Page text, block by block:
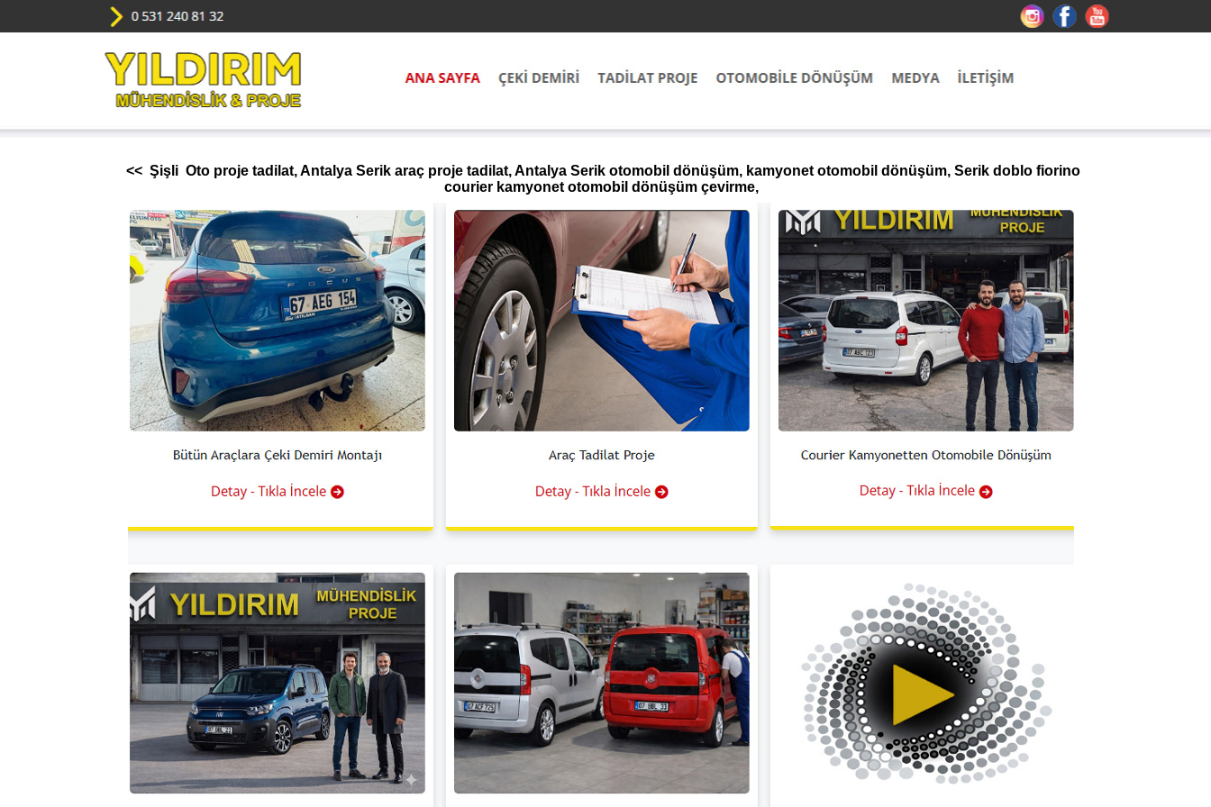
<< Şişli Oto proje tadilat, Antalya Serik araç proje tadilat, Antalya Serik otomobil dönüşüm, kamyonet otomobil dönüşüm, Serik doblo fiorino
courier kamyonet otomobil dönüşüm çevirme,